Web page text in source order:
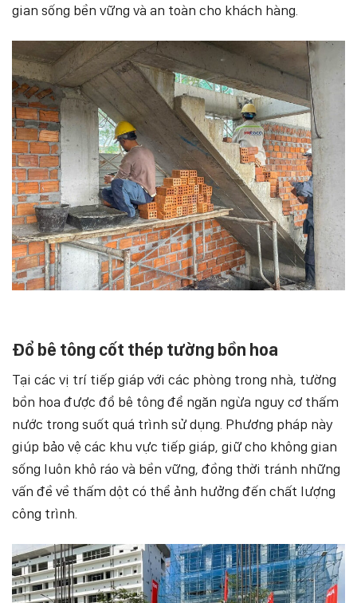
gian sống bền vững và an toàn cho khách hàng.
Đổ bê tông cốt thép tường bồn hoa
Tại các vị trí tiếp giáp với các phòng trong nhà, tường
bồn hoa được đổ bê tông để ngăn ngừa nguy cơ thấm
nước trong suốt quá trình sử dụng. Phương pháp này
giúp bảo vệ các khu vực tiếp giáp, giữ cho không gian
sống luôn khô ráo và bền vững, đồng thời tránh những
vấn đề về thấm dột có thể ảnh hưởng đến chất lượng
công trình.